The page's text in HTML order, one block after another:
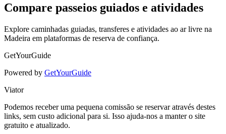
Compare passeios guiados e atividades
Explore caminhadas guiadas, transferes e atividades ao ar livre na
Madeira em plataformas de reserva de confiança.
GetYourGuide
Powered by GetYourGuide
Viator
Podemos receber uma pequena comissão se reservar através destes
links, sem custo adicional para si. Isso ajuda-nos a manter o site
gratuito e atualizado.